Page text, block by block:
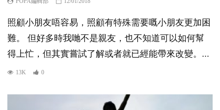
照顧小朋友唔容易，照顧有特殊需要嘅小朋友更加困
難。 但好多時我哋不是親友，也不知道可以如何幫
得上忙，但其實嘗試了解或者就已經能帶來改變。...
13K 0